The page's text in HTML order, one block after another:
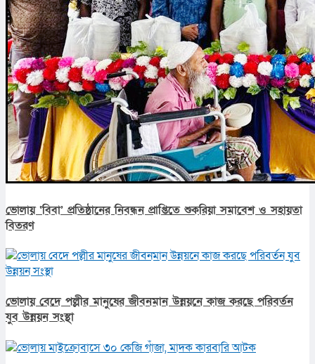
ভোলায় ‘বিবা’ প্রতিষ্ঠানের নিবন্ধন প্রাপ্তিতে শুকরিয়া সমাবেশ ও সহায়তা
বিতরণ
ভোলায় বেদে পল্লীর মানুষের জীবনমান উন্নয়নে কাজ করছে পরিবর্তন
যুব উন্নয়ন সংস্থা